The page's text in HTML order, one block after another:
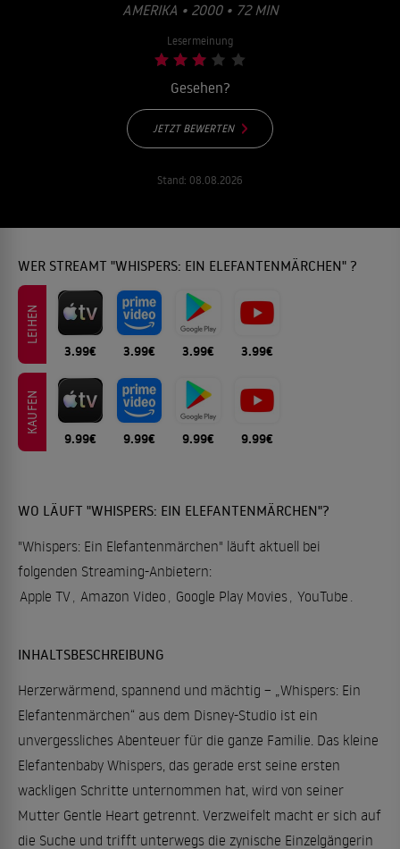
AMERIKA • 2000 • 72 MIN
Lesermeinung
Gesehen?
JETZT BEWERTEN
Stand: 08.08.2026
WER STREAMT "WHISPERS: EIN ELEFANTENMÄRCHEN" ?
LEIHEN
3.99€ 3.99€ 3.99€ 3.99€
KAUFEN
9.99€ 9.99€ 9.99€ 9.99€
WO LÄUFT "WHISPERS: EIN ELEFANTENMÄRCHEN"?
"Whispers: Ein Elefantenmärchen" läuft aktuell bei
folgenden Streaming-Anbietern:
Apple TV, Amazon Video , Google Play Movies, YouTube .
INHALTSBESCHREIBUNG
Herzerwärmend, spannend und mächtig – „Whispers: Ein
Elefantenmärchen“ aus dem Disney-Studio ist ein
unvergessliches Abenteuer für die ganze Familie. Das kleine
Elefantenbaby Whispers, das gerade erst seine ersten
wackligen Schritte unternommen hat, wird von seiner
Mutter Gentle Heart getrennt. Verzweifelt macht er sich auf
die Suche und trifft unterwegs die zynische Einzelgängerin